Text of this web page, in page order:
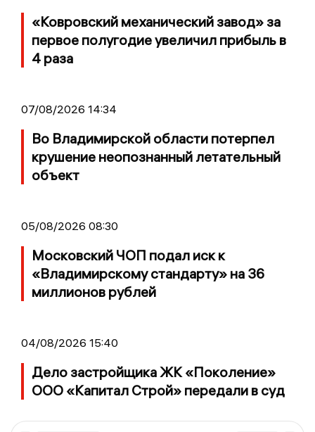
«Ковровский механический завод» за
первое полугодие увеличил прибыль в
4 раза
07/08/2026 14:34
Во Владимирской области потерпел
крушение неопознанный летательный
объект
05/08/2026 08:30
Московский ЧОП подал иск к
«Владимирскому стандарту» на 36
миллионов рублей
04/08/2026 15:40
Дело застройщика ЖК «Поколение»
ООО «Капитал Строй» передали в суд